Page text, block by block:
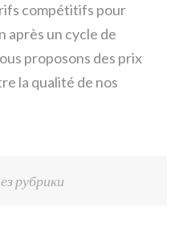
compétitifs pour
un cycle de
proposons des prix
la qualité de nos
рубрики